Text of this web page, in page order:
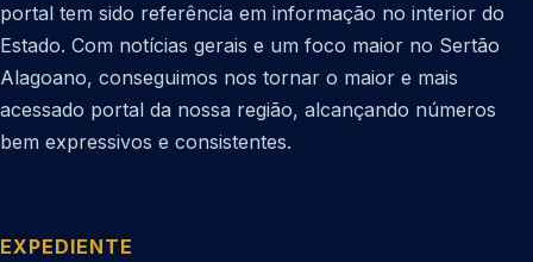
portal tem sido referência em informação no interior do
Estado. Com notícias gerais e um foco maior no Sertão
Alagoano, conseguimos nos tornar o maior e mais
acessado portal da nossa região, alcançando números
bem expressivos e consistentes.
EXPEDIENTE